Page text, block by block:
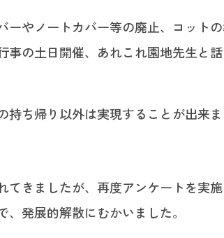
ーやノートカバー等の廃止、コット
事の土日開催、あれこれ園地先生と
持ち帰り以外は実現することが出来ま
てきましたが、再度アンケートを実
、発展的解散にむかいました。